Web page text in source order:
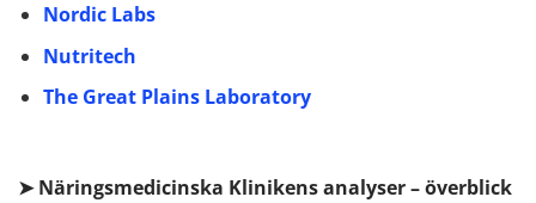
Nordic Labs
Nutritech
The Great Plains Laboratory
➤ Näringsmedicinska Klinikens analyser – överblick